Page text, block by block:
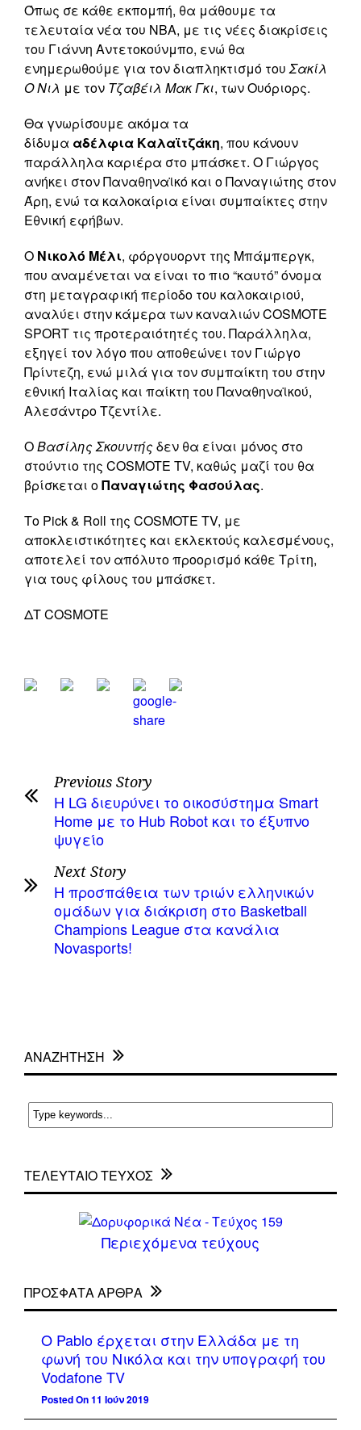
Όπως σε κάθε εκπομπή, θα μάθουμε τα
τελευταία νέα του ΝΒΑ, με τις νέες διακρίσεις
του Γιάννη Αντετοκούνμπο, ενώ θα
ενημερωθούμε για τον διαπληκτισμό τουΣακίλ
Ο Νιλ με τον Τζαβέιλ Μακ Γκι, των Ουόριορς.
Θα γνωρίσουμε ακόμα τα
δίδυμα αδέλφια Καλαϊτζάκη, που κάνουν
παράλληλα καριέρα στο μπάσκετ. Ο Γιώργος
ανήκει στον Παναθηναϊκό και ο Παναγιώτης στον
Άρη, ενώ τα καλοκαίρια είναι συμπαίκτες στην
Εθνική εφήβων.
Ο Νικολό Μέλι, φόργουορντ της Μπάμπεργκ,
που αναμένεται να είναι το πιο “καυτό” όνομα
στη μεταγραφική περίοδο του καλοκαιριού,
αναλύει στην κάμερα των καναλιών COSMOTE
SPORT τις προτεραιότητές του. Παράλληλα,
εξηγεί τον λόγο που αποθεώνει τον Γιώργο
Πρίντεζη, ενώ μιλά για τον συμπαίκτη του στην
εθνική Ιταλίας και παίκτη του Παναθηναϊκού,
Αλεσάντρο Τζεντίλε.
ΟΒασίλης Σκουντήςδεν θα είναι μόνος στο
στούντιο της COSMOTE TV, καθώς μαζί του θα
βρίσκεται οΠαναγιώτης Φασούλας.
Το Pick & Roll της COSMOTE TV, με
αποκλειστικότητες και εκλεκτούς καλεσμένους,
αποτελεί τον απόλυτο προορισμό κάθε Τρίτη,
για τους φίλους του μπάσκετ.
ΔΤ COSMOTE
Previous Story
Η LG διευρύνει το οικοσύστημα Smart
Home με το Hub Robot και το έξυπνο
ψυγείο
Next Story
Η προσπάθεια των τριών ελληνικών
ομάδων για διάκριση στο Basketball
Champions League στα κανάλια
Novasports!
ΑΝΑΖΗΤΗΣΗ
ΤΕΛΕΥΤΑΙΟ ΤΕΥΧΟΣ
Περιεχόμενα τεύχους
ΠΡΌΣΦΑΤΑ ΆΡΘΡΑ
Ο Pablo έρχεται στην Ελλάδα με τη
φωνή του Νικόλα και την υπογραφή του
Vodafone TV
Posted On 11 Ιούν 2019